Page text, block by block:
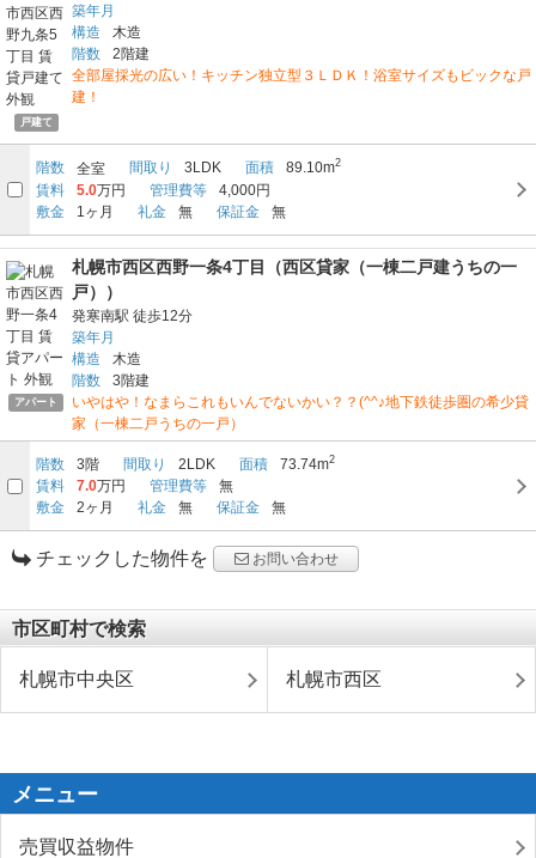
戸建て
築年月
構造
木造
階数
2階建
全部屋採光の広い！キッチン独立型３ＬＤＫ！浴室サイズもビックな戸
建！
階数 全室 間取り 3LDK 面積 89.10m2
賃料 5.0万円 管理費等
4,000円
敷金
1ヶ月 礼金 無 保証金 無
アパート
札幌市西区西野一条4丁目（西区貸家（一棟二戸建うちの一
戸））
発寒南駅 徒歩12分
築年月
構造
木造
階数
3階建
いやはや！なまらこれもいんでないかい？？(^^♪地下鉄徒歩圏の希少貸
家（一棟二戸うちの一戸）
階数 3階 間取り 2LDK 面積 73.74m2
賃料 7.0万円 管理費等
無
敷金
2ヶ月 礼金 無 保証金 無
チェックした物件を お問い合わせ
市区町村で検索
札幌市中央区 札幌市西区
メニュー
売買収益物件